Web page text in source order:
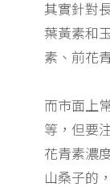
其實針對
葉黃素和
素、前花
而市面上
等，但要
花青素濃
山桑子的